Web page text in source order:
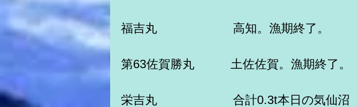
福吉丸　　　　　　 高知。漁期終了。
第63佐賀勝丸　　　土佐佐賀。漁期終了。
栄吉丸　　　　　　 合計0.3t本日の気仙沼